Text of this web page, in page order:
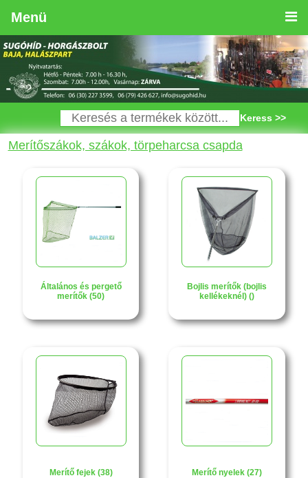
Menü
Keress >>
Merítőszákok, szákok, törpeharcsa csapda
Általános és pergető
merítők (50)
Bojlis merítők (bojlis
kellékeknél) ()
Merítő fejek (38) Merítő nyelek (27)